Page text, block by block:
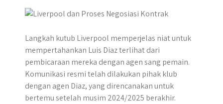
Langkah kutub Liverpool memperjelas niat untuk
mempertahankan Luis Diaz terlihat dari
pembicaraan mereka dengan agen sang pemain.
Komunikasi resmi telah dilakukan pihak klub
dengan agen Diaz, yang direncanakan untuk
bertemu setelah musim 2024/2025 berakhir.